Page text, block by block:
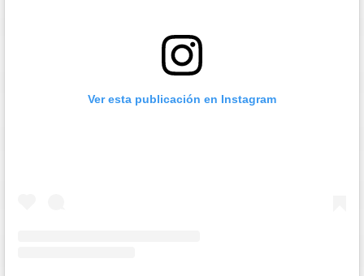
Ver esta publicación en Instagram